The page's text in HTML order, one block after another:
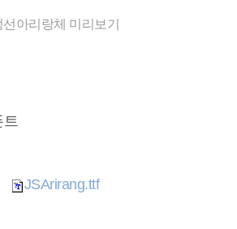
선아리랑체 미리보기
트
JSArirang.ttf